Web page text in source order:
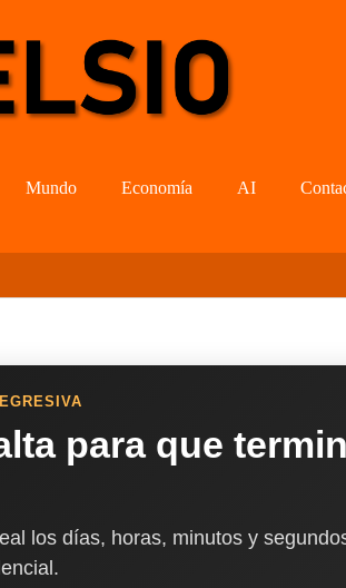
Mundo Economía AI
para que
los días, horas, minutos y